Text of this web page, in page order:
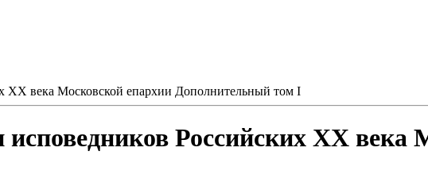
ХХ века Московской епархии Дополнительный том I
Российских ХХ века